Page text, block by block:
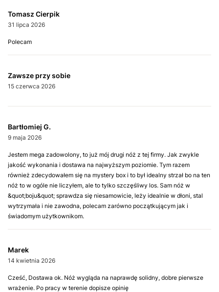
Tomasz Cierpik
31 lipca 2026
Polecam
Zawsze przy sobie
15 czerwca 2026
Bartłomiej G.
9 maja 2026
Jestem mega zadowolony, to już mój drugi nóż z tej firmy. Jak zwykle
jakość wykonania i dostawa na najwyższym poziomie. Tym razem
również zdecydowałem się na mystery box i to był idealny strzał bo na ten
nóż to w ogóle nie liczyłem, ale to tylko szczęśliwy los. Sam nóż w
&quot;boju&quot; sprawdza się niesamowicie, leży idealnie w dłoni, stal
wytrzymała i nie zawodna, polecam zarówno początkującym jak i
świadomym użytkownikom.
Marek
14 kwietnia 2026
Cześć, Dostawa ok. Nóż wygląda na naprawdę solidny, dobre pierwsze
wrażenie. Po pracy w terenie dopisze opinię